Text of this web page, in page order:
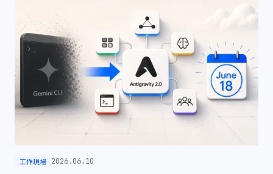
工作現場 2026.06.10